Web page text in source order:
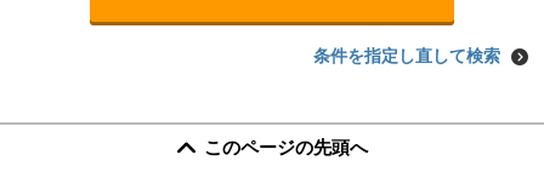
条件を指定し直して検索
このページの先頭へ